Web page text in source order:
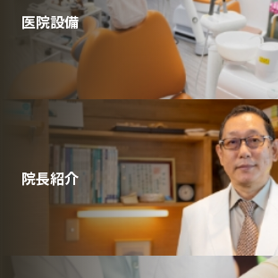
医院設備
院長紹介